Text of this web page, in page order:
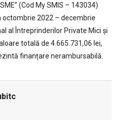
(Cod My SMIS – 143034)
2022 – decembrie
al Întreprinderilor Private Mici și
totală de 4.665.731,06 lei,
finanțare nerambursabilă.